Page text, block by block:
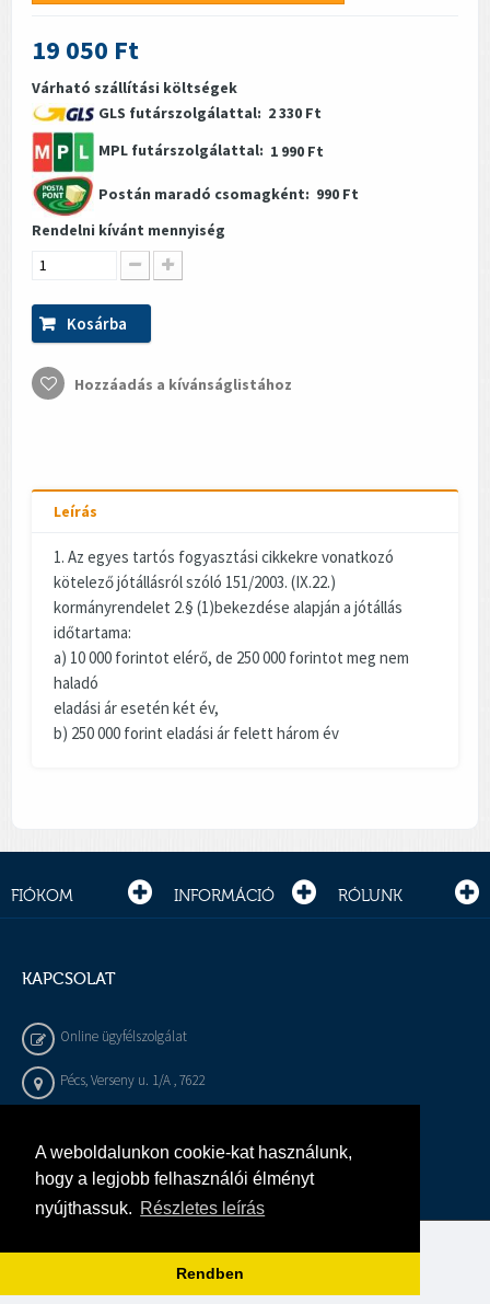
A weboldalunkon cookie-kat használunk,
hogy a legjobb felhasználói élményt
nyújthassuk. Részletes leírás
Rendben
19 050 Ft
Várható szállítási költségek
GLS futárszolgálattal: 2 330 Ft
MPL futárszolgálattal: 1 990 Ft
Postán maradó csomagként: 990 Ft
Rendelni kívánt mennyiség
Kosárba
Hozzáadás a kívánságlistához
Leírás
1. Az egyes tartós fogyasztási cikkekre vonatkozó
kötelező jótállásról szóló 151/2003. (IX.22.)
kormányrendelet 2.§ (1)bekezdése alapján a jótállás
időtartama:
a) 10 000 forintot elérő, de 250 000 forintot meg nem
haladó
eladási ár esetén két év,
b) 250 000 forint eladási ár felett három év
FIÓKOM INFORMÁCIÓ RÓLUNK
KAPCSOLAT
Online ügyfélszolgálat
Pécs, Verseny u. 1/A , 7622
info@gepeszbolt.hu
Árukereső, a hiteles vásárlási kalauz
Murányi Épületgépészet Kft.